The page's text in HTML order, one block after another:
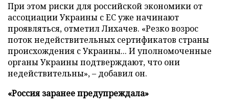
При этом риски для российской экономики от
ассоциации Украины с ЕС уже начинают
проявляться, отметил Лихачев. «Резко возрос
поток недействительных сертификатов страны
происхождения с Украины... И уполномоченные
органы Украины подтверждают, что они
недействительны», – добавил он.
«Россия заранее предупреждала»